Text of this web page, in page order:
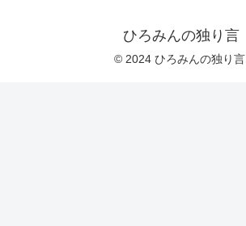
ひろみんの独り言
© 2024 ひろみんの独り言.